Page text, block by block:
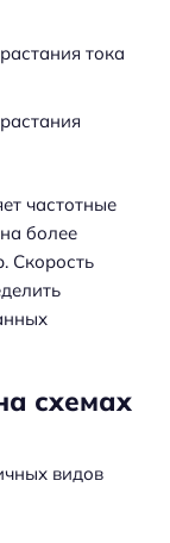
тока
частотные
более
Скорость
схемах
видов